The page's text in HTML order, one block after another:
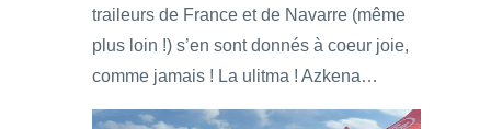
traileurs de France et de Navarre (même
plus loin !) s’en sont donnés à coeur joie,
comme jamais ! La ulitma ! Azkena…